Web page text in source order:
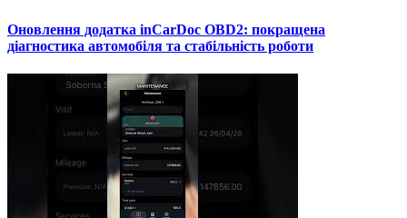
Оновлення додатка inCarDoc OBD2: покращена
діагностика автомобіля та стабільність роботи